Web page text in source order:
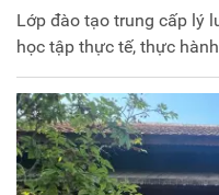
Lớp đào tạo trung cấp lý
học tập thực tế, thực